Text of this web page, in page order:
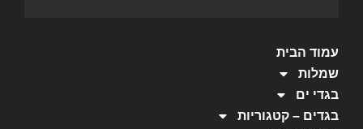
עמוד הבית
שמלות
בגדי ים
בגדים – קטגוריות